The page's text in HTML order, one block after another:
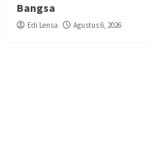
Bangsa
Edi Lensa Agustus 6, 2026